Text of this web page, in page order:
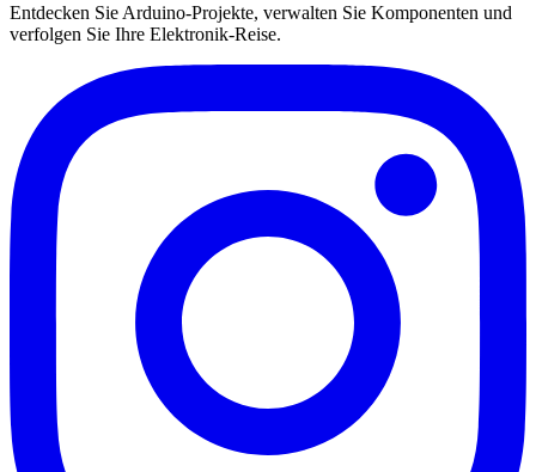
Entdecken Sie Arduino-Projekte, verwalten Sie Komponenten und
verfolgen Sie Ihre Elektronik-Reise.